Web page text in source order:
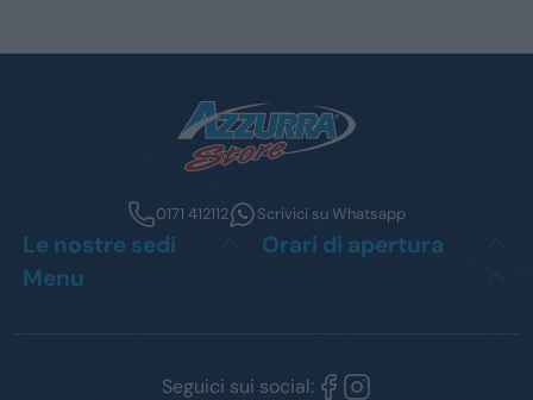
0171 412112 Scrivici su Whatsapp
Le nostre sedi
Orari di apertura
Menu
Seguici sui social: